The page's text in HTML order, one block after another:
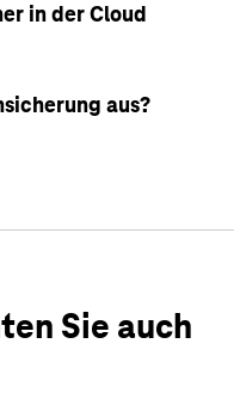
in der Cloud
aus?
Sie auch